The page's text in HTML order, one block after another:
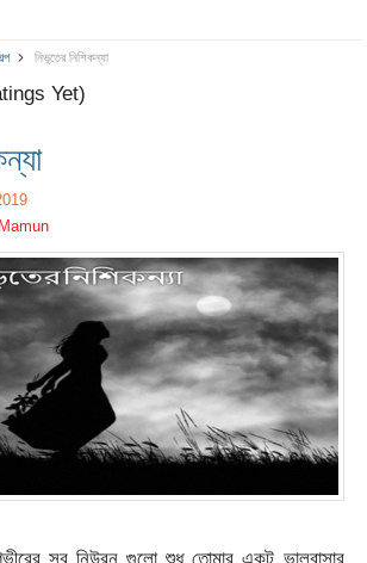
নিভৃতের নিশিকন্যা
Yet)
সব নিউরন গুলো শুধু তোমার একটু ভালবাসার